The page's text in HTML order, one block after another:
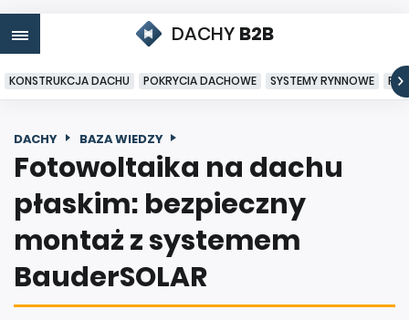
DACHY B2B
KONSTRUKCJA DACHU POKRYCIA DACHOWE SYSTEMY RYNNOWE
DACHY BAZA WIEDZY
Fotowoltaika na dachu
płaskim: bezpieczny
montaż z systemem
BauderSOLAR